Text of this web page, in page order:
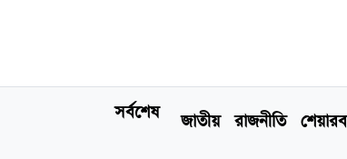
সর্বশেষ জাতীয় রাজনীতি